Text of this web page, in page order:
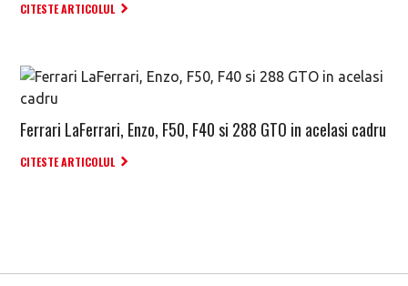
CITESTE ARTICOLUL
Ferrari LaFerrari, Enzo, F50, F40 si 288 GTO in acelasi cadru
CITESTE ARTICOLUL